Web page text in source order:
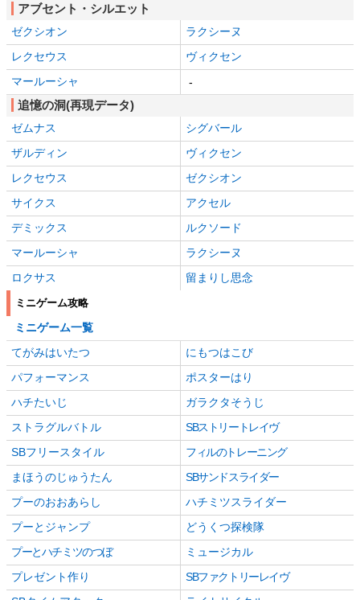
アブセント・シルエット
ゼクシオン
ラクシーヌ
レクセウス
ヴィクセン
マールーシャ
-
追憶の洞(再現データ)
ゼムナス
シグバール
ザルディン
ヴィクセン
レクセウス
ゼクシオン
サイクス
アクセル
デミックス
ルクソード
マールーシャ
ラクシーヌ
ロクサス
留まりし思念
ミニゲーム攻略
ミニゲーム一覧
てがみはいたつ
にもつはこび
パフォーマンス
ポスターはり
ハチたいじ
ガラクタそうじ
ストラグルバトル
SBストリートレイヴ
SBフリースタイル
フィルのトレーニング
まほうのじゅうたん
SBサンドスライダー
プーのおおあらし
ハチミツスライダー
プーとジャンプ
どうくつ探検隊
プーとハチミツのつぼ
ミュージカル
プレゼント作り
SBファクトリーレイヴ